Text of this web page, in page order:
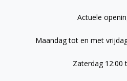
Actuele
Maandag tot en met
Zaterdag 12:00